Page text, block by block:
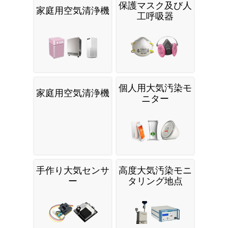
家庭用空気清浄機
保護マスク及び人
工呼吸器
家庭用空気清浄機
個人用大気汚染モ
ニター
手作り大気センサ
ー
高度大気汚染モニ
タリング地点